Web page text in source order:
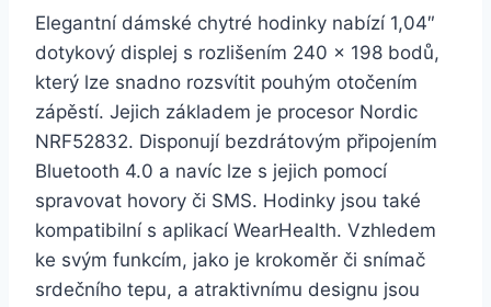
Elegantní dámské chytré hodinky nabízí 1,04″
dotykový displej s rozlišením 240 x 198 bodů,
který lze snadno rozsvítit pouhým otočením
zápěstí. Jejich základem je procesor Nordic
NRF52832. Disponují bezdrátovým připojením
Bluetooth 4.0 a navíc lze s jejich pomocí
spravovat hovory či SMS. Hodinky jsou také
kompatibilní s aplikací WearHealth. Vzhledem
ke svým funkcím, jako je krokoměr či snímač
srdečního tepu, a atraktivnímu designu jsou